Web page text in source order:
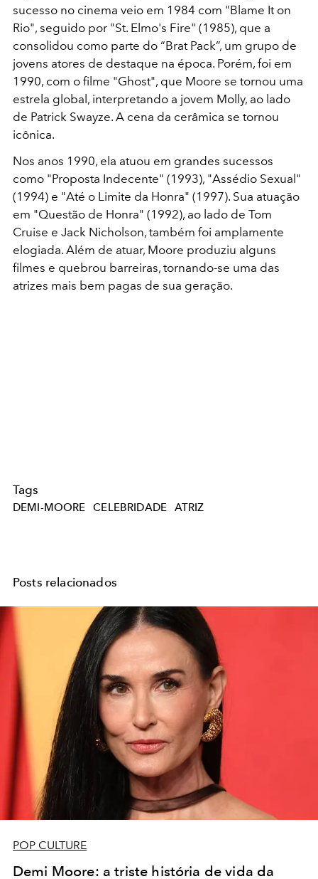
sucesso no cinema veio em 1984 com "Blame It on
Rio", seguido por "St. Elmo's Fire" (1985), que a
consolidou como parte do “Brat Pack”, um grupo de
jovens atores de destaque na época. Porém, foi em
1990, com o filme "Ghost", que Moore se tornou uma
estrela global, interpretando a jovem Molly, ao lado
de Patrick Swayze. A cena da cerâmica se tornou
icônica.
Nos anos 1990, ela atuou em grandes sucessos
como "Proposta Indecente" (1993), "Assédio Sexual"
(1994) e "Até o Limite da Honra" (1997). Sua atuação
em "Questão de Honra" (1992), ao lado de Tom
Cruise e Jack Nicholson, também foi amplamente
elogiada. Além de atuar, Moore produziu alguns
filmes e quebrou barreiras, tornando-se uma das
atrizes mais bem pagas de sua geração.
Tags
DEMI-MOORE CELEBRIDADE ATRIZ
Posts relacionados
POP CULTURE
Demi Moore: a triste história de vida da